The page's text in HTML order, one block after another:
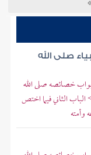
صلى الله
خصائصه صلى الله
الثاني فيما اختص
وأمته